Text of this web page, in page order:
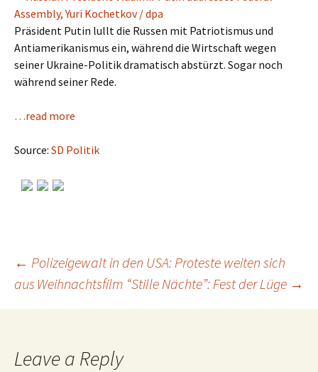
Präsident Putin lullt die Russen mit Patriotismus und
Antiamerikanismus ein, während die Wirtschaft wegen
seiner Ukraine-Politik dramatisch abstürzt. Sogar noch
während seiner Rede.
…read more
Source: SD Politik
Post
navigation
← Polizeigewalt in den USA: Proteste weiten sich
aus Weihnachtsfilm “Stille Nächte”: Fest der Lüge →
Leave a Reply